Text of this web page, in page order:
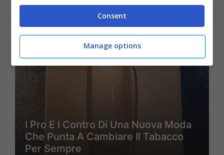
I Pro E I Contro Di Una Nuova Moda
Che Punta A Cambiare Il Tabacco
Per Sempre
Consent
Manage options